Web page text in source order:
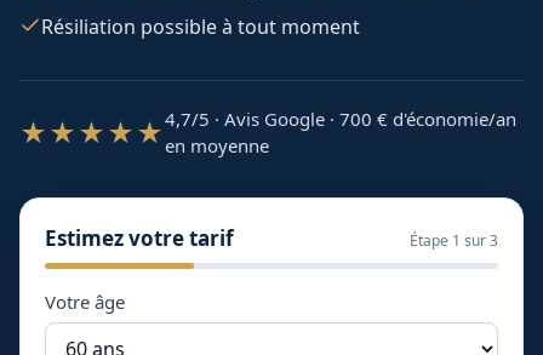
Résiliation possible à tout moment
★★★★★4,7/5 · Avis Google · 700 € d'économie/an
en moyenne
Estimez votre tarif Étape 1 sur 3
Votre âge